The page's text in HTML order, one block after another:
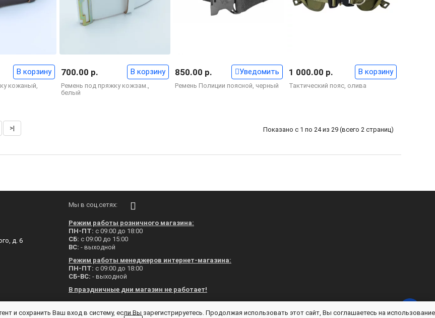
кожаный,
В корзину
Ремень под пряжку кожзам.,
белый
700.00 р. В корзину
Ремень Полиции поясной, черный
850.00 р. Уведомить
Тактический пояс, олива
1 000.00 р. В корзину
>| Показано с 1 по 24 из 29 (всего 2 страниц)
д. 6
Мы в соц.сетях:
Режим работы розничного магазина:
ПН-ПТ: с 09:00 до 18:00
СБ: с 09:00 до 15:00
ВС: - выходной
Режим работы менеджеров интернет-магазина:
ПН-ПТ: с 09:00 до 18:00
СБ-ВС: - выходной
В праздничные дни магазин не работает!
vuniforme.ru - Магазин «В УНИФОРМЕ» © 2026
и сохранить Ваш вход в систему, если Вы зарегистрируетесь. Продолжая использовать этот сайт, Вы соглашаетесь на использование